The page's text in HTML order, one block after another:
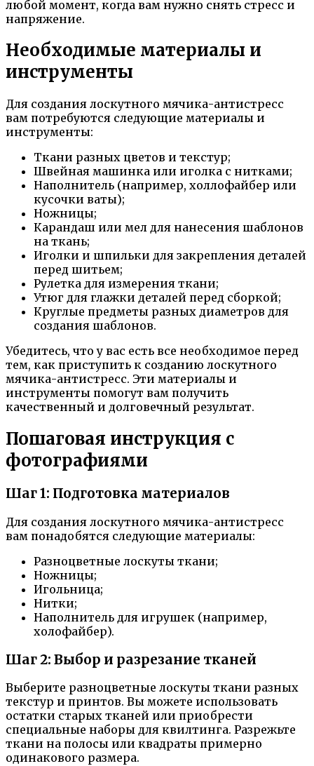
любой момент, когда вам нужно снять стресс и
напряжение.
Необходимые материалы и
инструменты
Для создания лоскутного мячика-антистресс
вам потребуются следующие материалы и
инструменты:
Ткани разных цветов и текстур;
Швейная машинка или иголка с нитками;
Наполнитель (например, холлофайбер или
кусочки ваты);
Ножницы;
Карандаш или мел для нанесения шаблонов
на ткань;
Иголки и шпильки для закрепления деталей
перед шитьем;
Рулетка для измерения ткани;
Утюг для глажки деталей перед сборкой;
Круглые предметы разных диаметров для
создания шаблонов.
Убедитесь, что у вас есть все необходимое перед
тем, как приступить к созданию лоскутного
мячика-антистресс. Эти материалы и
инструменты помогут вам получить
качественный и долговечный результат.
Пошаговая инструкция с
фотографиями
Шаг 1: Подготовка материалов
Для создания лоскутного мячика-антистресс
вам понадобятся следующие материалы:
Разноцветные лоскуты ткани;
Ножницы;
Игольница;
Нитки;
Наполнитель для игрушек (например,
холофайбер).
Шаг 2: Выбор и разрезание тканей
Выберите разноцветные лоскуты ткани разных
текстур и принтов. Вы можете использовать
остатки старых тканей или приобрести
специальные наборы для квилтинга. Разрежьте
ткани на полосы или квадраты примерно
одинакового размера.